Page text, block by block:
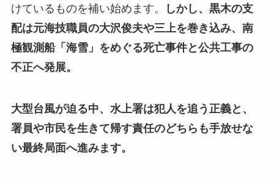
けているものを補い始めます。
しかし、黒木の支
配は元海技職員の大沢俊夫や三上を巻き込み、南
極観測船「海雪」をめぐる死亡事件と公共工事の
不正へ発展。
大型台風が迫る中、水上署は犯人を追う正義と、
署員や市民を生きて帰す責任のどちらも手放せな
い最終局面へ進みます。